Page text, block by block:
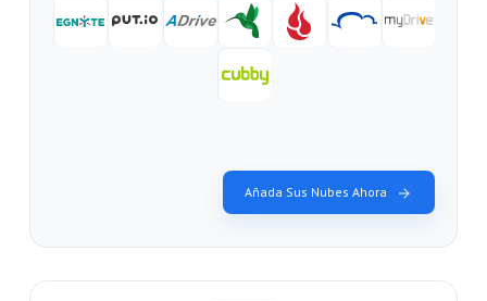
Añada Sus Nubes Ahora